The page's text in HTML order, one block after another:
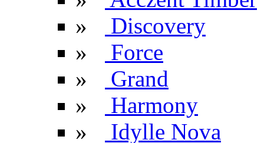
»
Discovery
»
Force
»
Grand
»
Harmony
»
Idylle Nova